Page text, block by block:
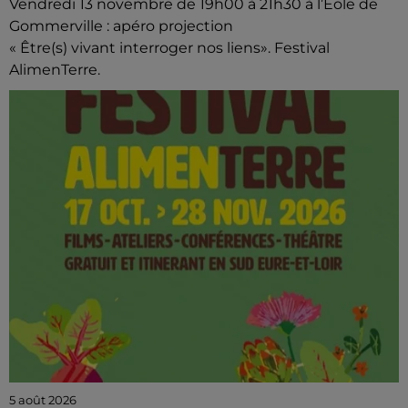
Vendredi 13 novembre de 19h00 à 21h30 à l’Éole de
Gommerville : apéro projection
« Être(s) vivant interroger nos liens». Festival
AlimenTerre.
5 août 2026